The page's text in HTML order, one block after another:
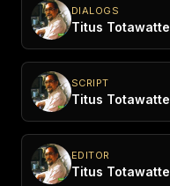
DIALOGS
Titus Totawatte
SCRIPT
Titus Totawatte
EDITOR
Titus Totawatte